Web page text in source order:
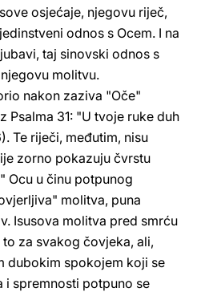
osjećaje, njegovu riječ,
odnos s Ocem. I na
taj sinovski odnos s
molitvu.
nakon zaziva "Oče"
Psalma 31: "U tvoje ruke duh
Te riječi, međutim, nisu
zorno pokazuju čvrstu
Ocu u činu potpunog
molitva, puna
Isusova molitva pred smrću
za svakog čovjeka, ali,
dubokim spokojem koji se
i spremnosti potpuno se